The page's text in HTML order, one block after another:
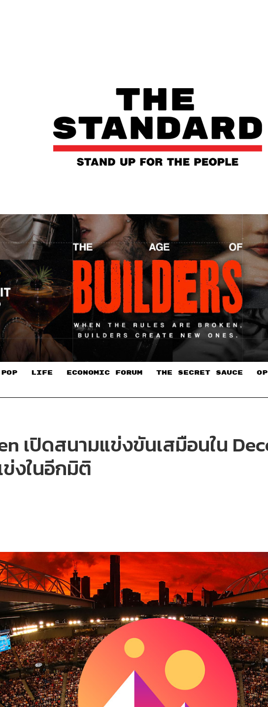
POP LIFE ECONOMIC FORUM THE SECRET SAUCE​
เปิดสนามแข่งขันเสมือนใน
งในอีกมิติ